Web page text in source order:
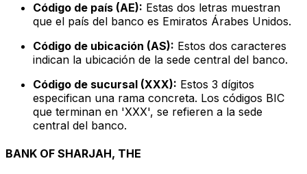
Código de país (AE): Estas dos letras muestran
que el país del banco es Emiratos Árabes Unidos.
Código de ubicación (AS): Estos dos caracteres
indican la ubicación de la sede central del banco.
Código de sucursal (XXX): Estos 3 dígitos
especifican una rama concreta. Los códigos BIC
que terminan en 'XXX', se refieren a la sede
central del banco.
BANK OF SHARJAH, THE